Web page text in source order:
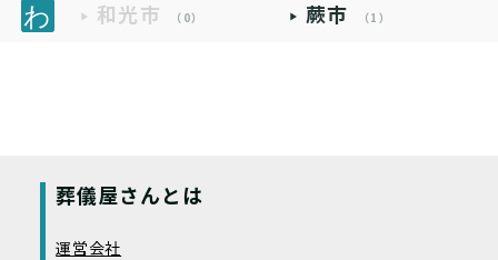
和光市 （0） 蕨市 （1）
葬儀屋さんとは
運営会社